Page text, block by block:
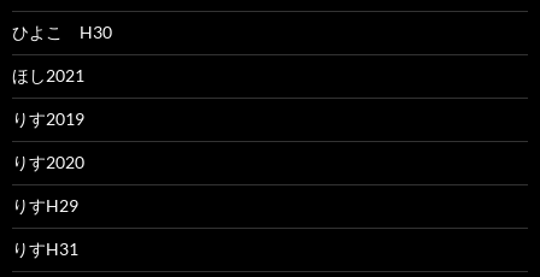
ひよこ H30
ほし2021
りす2019
りす2020
りすH29
りすH31